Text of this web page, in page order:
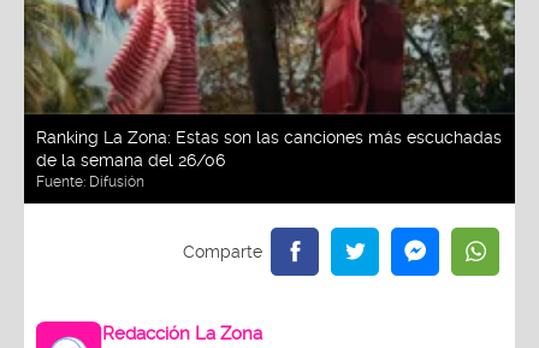
Ranking La Zona: Estas son las canciones más escuchadas
de la semana del 26/06
Fuente: Difusión
Redacción La Zona